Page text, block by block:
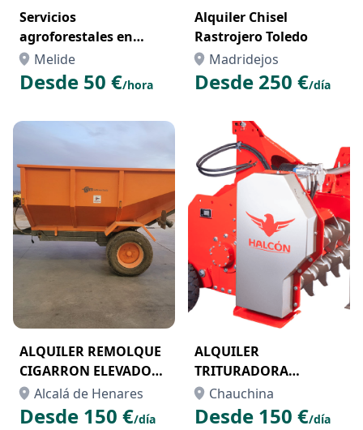
Servicios
agroforestales en
galicia
Melide
Desde 50 €/hora
Alquiler Chisel
Rastrojero Toledo
Madridejos
Desde 250 €/día
ALQUILER REMOLQUE
CIGARRON ELEVADOR
EN MADRID
Alcalá de Henares
Desde 150 €/día
ALQUILER
TRITURADORA
HALCON
Chauchina
Desde 150 €/día